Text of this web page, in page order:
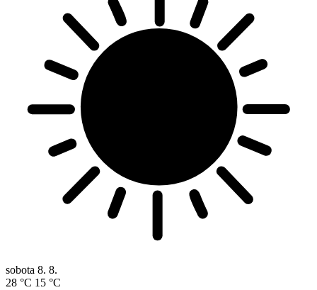
sobota 8. 8.
28 °C 15 °C